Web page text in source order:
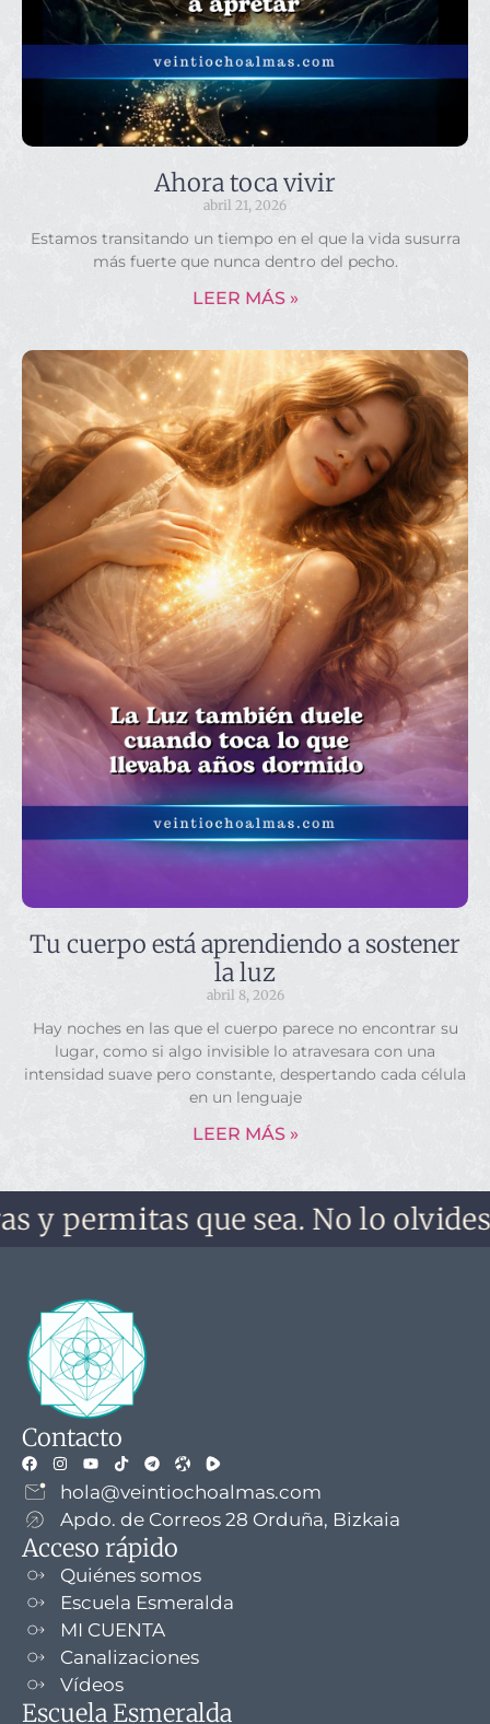
Ahora toca vivir
abril 21, 2026
Estamos transitando un tiempo en el que la vida susurra
más fuerte que nunca dentro del pecho.
LEER MÁS »
Tu cuerpo está aprendiendo a sostener
la luz
abril 8, 2026
Hay noches en las que el cuerpo parece no encontrar su
lugar, como si algo invisible lo atravesara con una
intensidad suave pero constante, despertando cada célula
en un lenguaje
LEER MÁS »
que sea. No lo olvides, no te
Contacto
hola@veintiochoalmas.com
Apdo. de Correos 28 Orduña, Bizkaia
Acceso rápido
Quiénes somos
Escuela Esmeralda
MI CUENTA
Canalizaciones
Vídeos
Escuela Esmeralda